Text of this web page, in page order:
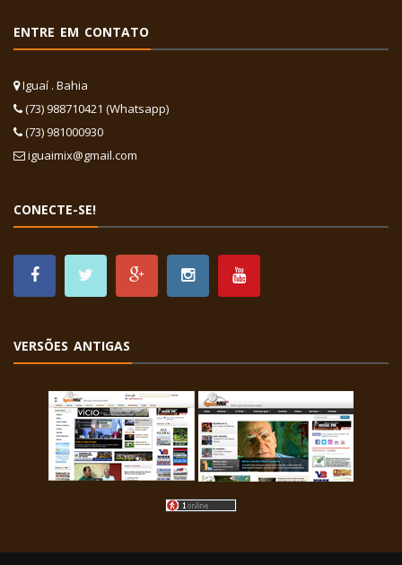
ENTRE EM CONTATO
Iguaí . Bahia
(73) 988710421 (Whatsapp)
(73) 981000930
iguaimix@gmail.com
CONECTE-SE!
VERSÕES ANTIGAS